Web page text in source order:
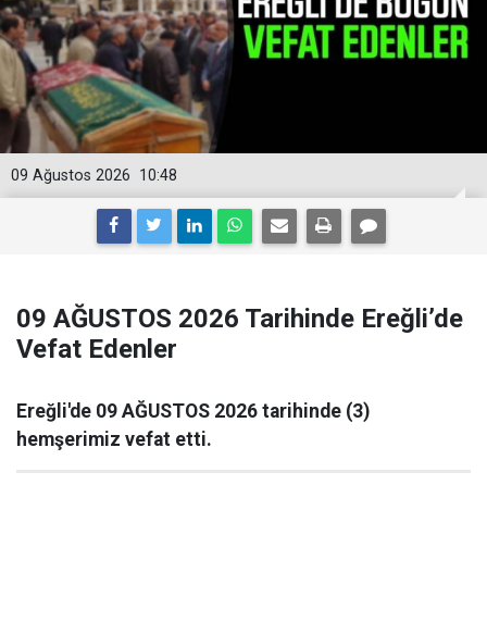
10:48
09 Ağustos 2026
09 AĞUSTOS 2026 Tarihinde Ereğli’de
Vefat Edenler
Ereğli'de 09 AĞUSTOS 2026 tarihinde (3)
hemşerimiz vefat etti.